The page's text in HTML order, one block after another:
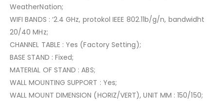
WeatherNation;
WIFI BANDS : ‘2.4 GHz, protokol IEEE 802.11b/g/n, bandwidht
20/40 MHz;
CHANNEL TABLE : Yes (Factory Setting);
BASE STAND : Fixed;
MATERIAL OF STAND : ABS;
WALL MOUNTING SUPPORT : Yes;
WALL MOUNT DIMENSION (HORIZ/VERT), UNIT MM : 150/150;